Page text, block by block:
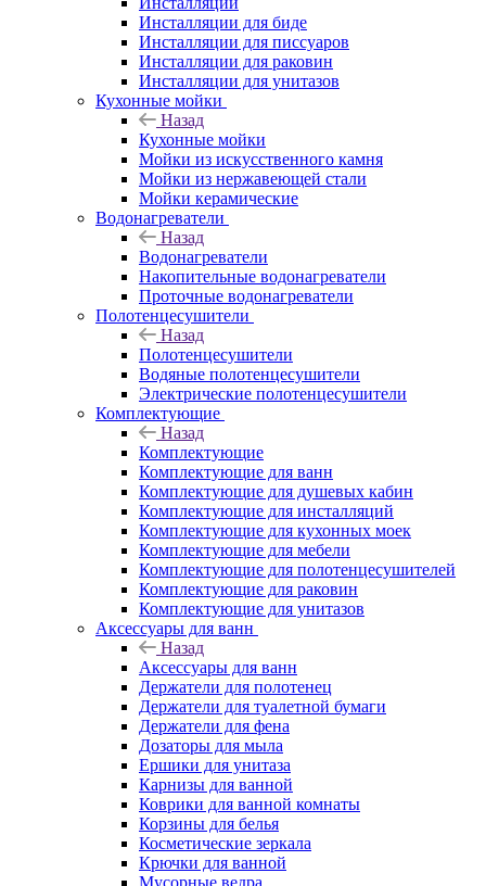
Инсталляции для биде
Инсталляции для писсуаров
Инсталляции для раковин
Инсталляции для унитазов
Кухонные мойки
Назад
Кухонные мойки
Мойки из искусственного камня
Мойки из нержавеющей стали
Мойки керамические
Водонагреватели
Назад
Водонагреватели
Накопительные водонагреватели
Проточные водонагреватели
Полотенцесушители
Назад
Полотенцесушители
Водяные полотенцесушители
Электрические полотенцесушители
Комплектующие
Назад
Комплектующие
Комплектующие для ванн
Комплектующие для душевых кабин
Комплектующие для инсталляций
Комплектующие для кухонных моек
Комплектующие для мебели
Комплектующие для полотенцесушителей
Комплектующие для раковин
Комплектующие для унитазов
Аксессуары для ванн
Назад
Аксессуары для ванн
Держатели для полотенец
Держатели для туалетной бумаги
Держатели для фена
Дозаторы для мыла
Ершики для унитаза
Карнизы для ванной
Коврики для ванной комнаты
Корзины для белья
Косметические зеркала
Крючки для ванной
Мусорные ведра